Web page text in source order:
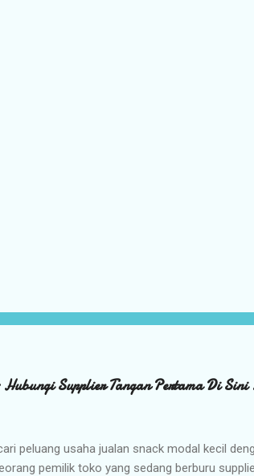
Hubungi Supplier Tangan Pertama Di Sini
peluang usaha jualan snack modal kecil
pemilik toko yang sedang berburu